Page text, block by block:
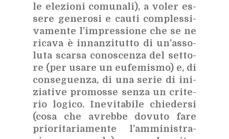
le ele­zio­ni co­mu­na­li), a vo­ler es­
se­re ge­ne­ro­si e cau­ti com­ples­si­
va­men­te l’im­pres­sio­ne che se ne
ri­ca­va è in­nan­zi­tut­to di un’as­so­
lu­ta scar­sa co­no­scen­za del set­to­
re (per usa­re un eu­fe­mi­smo) e, di
con­se­guen­za, di una se­rie di ini­
zia­ti­ve pro­mos­se sen­za un cri­te­
rio lo­gi­co. Ine­vi­ta­bi­le chie­der­si
(cosa che avreb­be do­vu­to fare
prio­ri­ta­ria­men­te l’am­mi­ni­stra­